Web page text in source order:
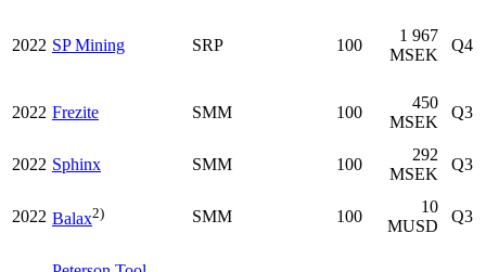
2022 SP Mining SRP 100
1 967
MSEK
Q4
2022 Frezite SMM 100
450
MSEK
Q3
2022 Sphinx SMM 100
292
MSEK
Q3
2022 Balax2) SMM 100
10
MUSD
Q3